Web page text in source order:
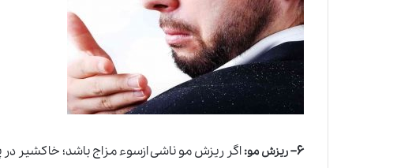
۶–ریزش مو:اگر ریزش مو ناشی ازسوء مزاج باشد؛ خاکشیر